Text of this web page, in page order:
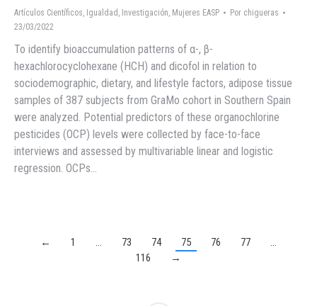
Artículos Científicos, Igualdad , Investigación, Mujeres EASP Por chigueras
23/03/2022
To identify bioaccumulation patterns of α-, β-
hexachlorocyclohexane (HCH) and dicofol in relation to
sociodemographic, dietary, and lifestyle factors, adipose tissue
samples of 387 subjects from GraMo cohort in Southern Spain
were analyzed. Potential predictors of these organochlorine
pesticides (OCP) levels were collected by face-to-face
interviews and assessed by multivariable linear and logistic
regression. OCPs…
← 1 … 73 74 75 76 77
…
116
→